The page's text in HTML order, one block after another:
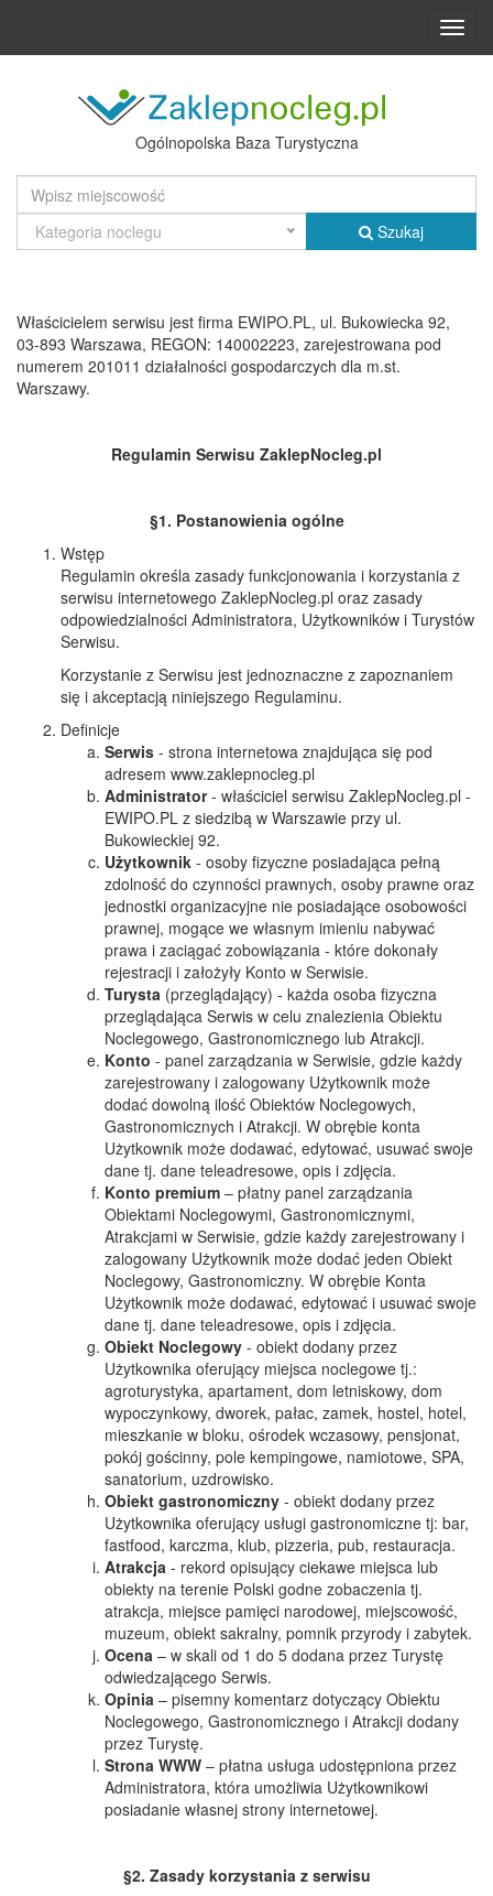
Ogólnopolska Baza Turystyczna
Kategoria noclegu Szukaj
Właścicielem serwisu jest firma EWIPO.PL, ul. Bukowiecka 92,
03-893 Warszawa, REGON: 140002223, zarejestrowana pod
numerem 201011 działalności gospodarczych dla m.st.
Warszawy.
Regulamin Serwisu ZaklepNocleg.pl
§1. Postanowienia ogólne
Wstęp
Regulamin określa zasady funkcjonowania i korzystania z
serwisu internetowego ZaklepNocleg.pl oraz zasady
odpowiedzialności Administratora, Użytkowników i Turystów
Serwisu.
Korzystanie z Serwisu jest jednoznaczne z zapoznaniem
się i akceptacją niniejszego Regulaminu.
Definicje
Serwis - strona internetowa znajdująca się pod
adresem www.zaklepnocleg.pl
Administrator- właściciel serwisu ZaklepNocleg.pl -
EWIPO.PL z siedzibą w Warszawie przy ul.
Bukowieckiej 92.
Użytkownik - osoby fizyczne posiadająca pełną
zdolność do czynności prawnych, osoby prawne oraz
jednostki organizacyjne nie posiadające osobowości
prawnej, mogące we własnym imieniu nabywać
prawa i zaciągać zobowiązania - które dokonały
rejestracji i założyły Konto w Serwisie.
Turysta (przeglądający) - każda osoba fizyczna
przeglądająca Serwis w celu znalezienia Obiektu
Noclegowego, Gastronomicznego lub Atrakcji.
Konto - panel zarządzania w Serwisie, gdzie każdy
zarejestrowany i zalogowany Użytkownik może
dodać dowolną ilość Obiektów Noclegowych,
Gastronomicznych i Atrakcji. W obrębie konta
Użytkownik może dodawać, edytować, usuwać swoje
dane tj. dane teleadresowe, opis i zdjęcia.
Konto premium – płatny panel zarządzania
Obiektami Noclegowymi, Gastronomicznymi,
Atrakcjami w Serwisie, gdzie każdy zarejestrowany i
zalogowany Użytkownik może dodać jeden Obiekt
Noclegowy, Gastronomiczny. W obrębie Konta
Użytkownik może dodawać, edytować i usuwać swoje
dane tj. dane teleadresowe, opis i zdjęcia.
Obiekt Noclegowy - obiekt dodany przez
Użytkownika oferujący miejsca noclegowe tj.:
agroturystyka, apartament, dom letniskowy, dom
wypoczynkowy, dworek, pałac, zamek, hostel, hotel,
mieszkanie w bloku, ośrodek wczasowy, pensjonat,
pokój gościnny, pole kempingowe, namiotowe, SPA,
sanatorium, uzdrowisko.
Obiekt gastronomiczny - obiekt dodany przez
Użytkownika oferujący usługi gastronomiczne tj: bar,
fastfood, karczma, klub, pizzeria, pub, restauracja.
Atrakcja - rekord opisujący ciekawe miejsca lub
obiekty na terenie Polski godne zobaczenia tj.
atrakcja, miejsce pamięci narodowej, miejscowość,
muzeum, obiekt sakralny, pomnik przyrody i zabytek.
Ocena – w skali od 1 do 5 dodana przez Turystę
odwiedzającego Serwis.
Opinia – pisemny komentarz dotyczący Obiektu
Noclegowego, Gastronomicznego i Atrakcji dodany
przez Turystę.
Strona WWW – płatna usługa udostępniona przez
Administratora, która umożliwia Użytkownikowi
posiadanie własnej strony internetowej.
§2. Zasady korzystania z serwisu